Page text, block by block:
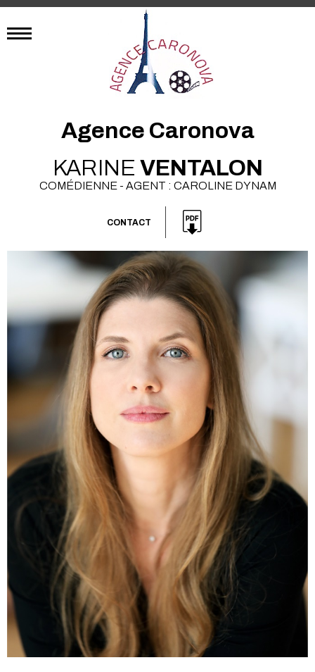
Agence Caronova
KARINE VENTALON
COMÉDIENNE - AGENT : CAROLINE DYNAM
CONTACT